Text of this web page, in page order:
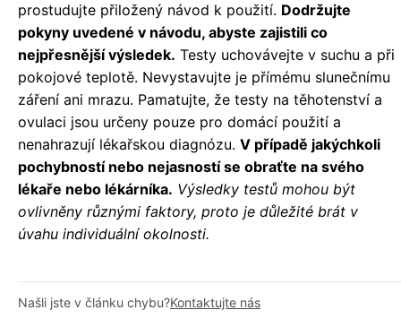
prostudujte přiložený návod k použití. Dodržujte
pokyny uvedené v návodu, abyste zajistili co
nejpřesnější výsledek. Testy uchovávejte v suchu a při
pokojové teplotě. Nevystavujte je přímému slunečnímu
záření ani mrazu. Pamatujte, že testy na těhotenství a
ovulaci jsou určeny pouze pro domácí použití a
nenahrazují lékařskou diagnózu. V případě jakýchkoli
pochybností nebo nejasností se obraťte na svého
lékaře nebo lékárníka. Výsledky testů mohou být
ovlivněny různými faktory, proto je důležité brát v
úvahu individuální okolnosti.
Našli jste v článku chybu?Kontaktujte nás